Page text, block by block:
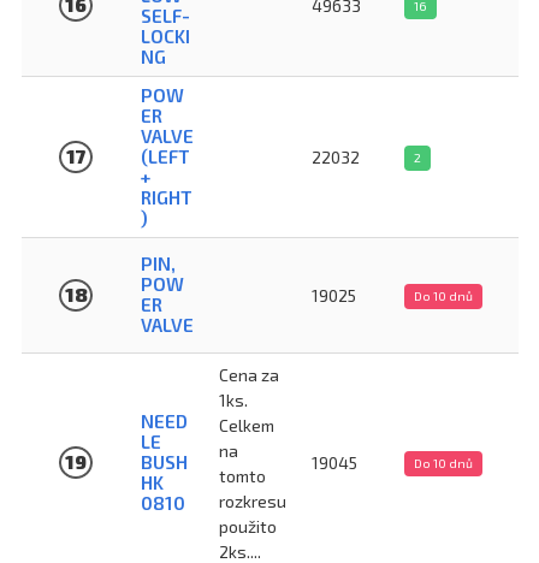
16
SELF-
LOCKI
NG
49633 16
17
POW
ER
VALVE
(LEFT
+
RIGHT
)
22032 2
18
PIN,
POW
ER
VALVE
19025 Do 10 dnů
19
NEED
LE
BUSH
HK
0810
Cena za
1ks.
Celkem
na
tomto
rozkresu
použito
2ks....
19045 Do 10 dnů